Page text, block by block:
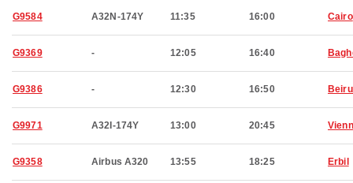
G9584 A32N-174Y 11:35 16:00 Cairo
G9369 - 12:05 16:40
G9386 - 12:30 16:50
G9971 A32I-174Y 13:00 20:45
G9358 Airbus A320 13:55 18:25 Erbil